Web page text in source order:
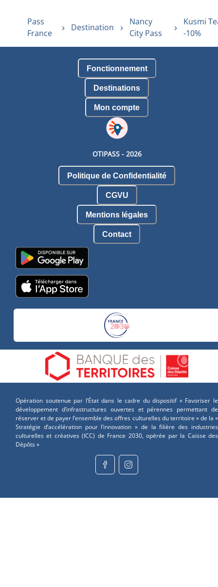
Pass
France
Destination
Nancy
City Pass
Kusmi
-10%
Fonctionnement
Destinations
Mon compte
OTIPASS - 2026
Politique de Confidentialité
CGVU
Mentions légales
Contact
Opération soutenue par l’État dans le cadre du dispositif « Favoriser le
développement d’infrastructures ouvertes et pérennes permettant de
réserver et de payer l’ensemble des offres culturelles du territoire » de la «
Stratégie d’accélération pour l’innovation » de la filière des industries
culturelles et créatives (ICC) de France 2030, opérée par la Caisse des
Dépôts »